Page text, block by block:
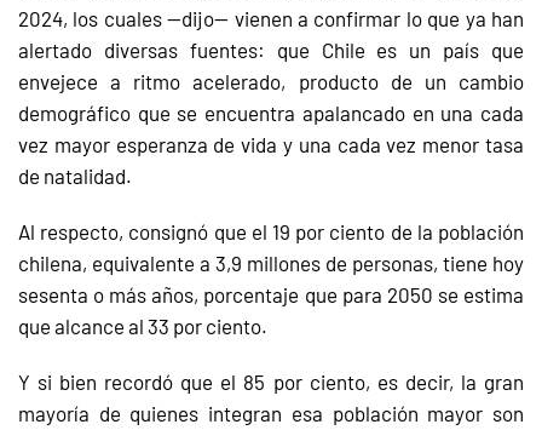
2024, los cuales —dijo— vienen a confirmar lo que ya han
alertado diversas fuentes: que Chile es un país que
envejece a ritmo acelerado, producto de un cambio
demográfico que se encuentra apalancado en una cada
vez mayor esperanza de vida y una cada vez menor tasa
de natalidad.
Al respecto, consignó que el 19 por ciento de la población
chilena, equivalente a 3,9 millones de personas, tiene hoy
sesenta o más años, porcentaje que para 2050 se estima
que alcance al 33 por ciento.
Y si bien recordó que el 85 por ciento, es decir, la gran
mayoría de quienes integran esa población mayor son